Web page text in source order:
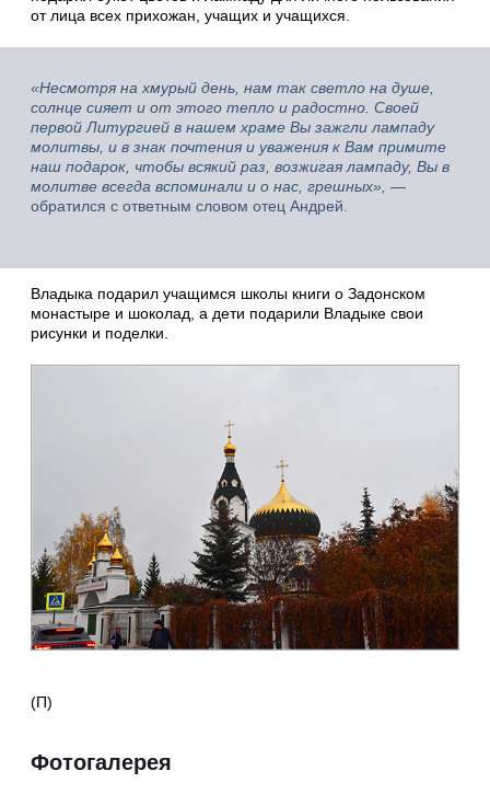
от лица всех прихожан, учащих и учащихся.
«Несмотря на хмурый день, нам так светло на душе,
солнце сияет и от этого тепло и радостно. Своей
первой Литургией в нашем храме Вы зажгли лампаду
молитвы, и в знак почтения и уважения к Вам примите
наш подарок, чтобы всякий раз, возжигая лампаду, Вы в
молитве всегда вспоминали и о нас, грешных», —
обратился с ответным словом отец Андрей.
Владыка подарил учащимся школы книги о Задонском
монастыре и шоколад, а дети подарили Владыке свои
рисунки и поделки.
(П)
Фотогалерея